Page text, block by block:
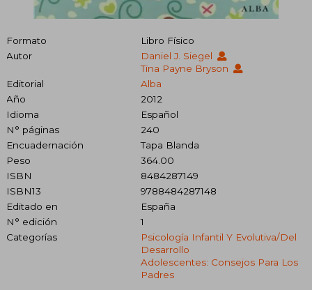
Formato
Libro Físico
Autor
Daniel J. Siegel
Tina Payne Bryson
Editorial
Alba
Año
2012
Idioma
Español
N° páginas
240
Encuadernación
Tapa Blanda
Peso
364.00
ISBN
8484287149
ISBN13
9788484287148
Editado en
España
N° edición
1
Categorías
Psicología Infantil Y Evolutiva/del
Desarrollo
Adolescentes: Consejos Para Los
Padres